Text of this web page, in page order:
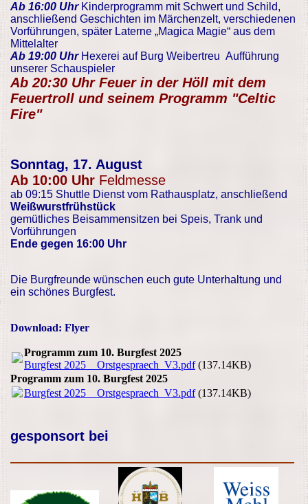
Ab 16:00 Uhr Kinderprogramm mit Schwert und Schild,
anschließend Geschichten im Märchenzelt, verschiedenen
Vorführungen, später Laterne „Magica Magie“ aus dem
Mittelalter
Ab 19:00 Uhr Hexerei auf Burg Weibertreu Aufführung
unserer Schauspieler
Ab 20:30 Uhr Feuer in der Höll mit dem
Feuertroll und seinem Programm "Celtic
Fire"
Sonntag, 17. August
Ab 10:00 Uhr Feldmesse
ab 09:15 Shuttle Dienst vom Rathausplatz, anschließend
Weißwurstfrühstück
gemütliches Beisammensitzen bei Speis, Trank und
Vorführungen
Ende gegen 16:00 Uhr
Die Burgfreunde wünschen euch gute Unterhaltung und
ein schönes Burgfest.
Download: Flyer
Programm zum 10. Burgfest 2025
Burgfest 2025 _ Orstgespraech_V3.pdf(137.14KB)
Programm zum 10. Burgfest 2025
Burgfest 2025 _ Orstgespraech_V3.pdf(137.14KB)
gesponsort bei